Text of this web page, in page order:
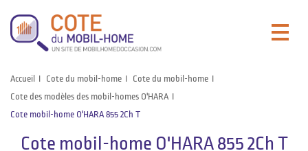
Accueil Cote du mobil-home
Cote du mobil-home
Cote des modèles des mobil-homes O'HARA
Cote mobil-home O'HARA 855 2Ch T
Cote mobil-home O'HARA 855 2Ch T